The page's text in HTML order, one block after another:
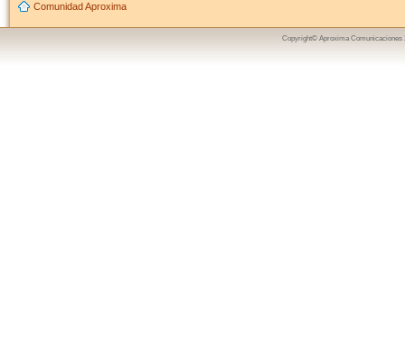
Comunidad Aproxima
Copyright© Aproxima Comunicaciones